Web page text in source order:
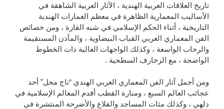
تاريخ العلاقات العربية الهندية ، الآثار العربية الشاهقة في
الأساليب المعمارية الظاهرة في معظم العمارات الهندية
التاريخية ، أثناء الحكم الإسلامي في شبه القارة ، ومن خصائص
الفن المعماري العربي القباب البيضاوية ، والمآذن المستقيمة
والرحاب الواسعة ، وكذلك الواجهات العالية ذات الخطوط
الواضحة ، مع الزخارف السطحية .
ومن أجمل آثار الفن المعماري العربي الهندي “تاج محل” أحد
عجائب العالم السبع ، ومنارة القطب أقدم المعالم الإسلامية في
دلهي ، وكذلك مئات المساجد والقلاع والأضرحة المنتشرة في